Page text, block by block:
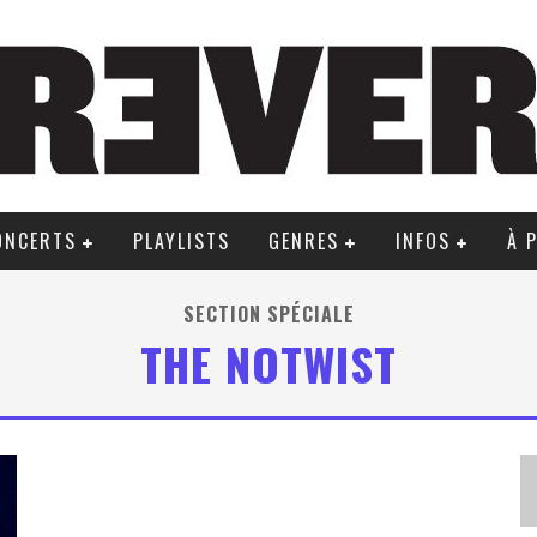
PLAYLISTS GENRES INFOS À
SECTION SPÉCIALE
THE NOTWIST